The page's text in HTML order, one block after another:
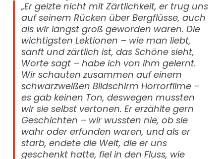
„Er geizte nicht mit Zärtlichkeit, er trug uns
auf seinem Rücken über Bergflüsse, auch
als wir längst groß geworden waren. Die
wichtigsten Lektionen – wie man liebt,
sanft und zärtlich ist, das Schöne sieht,
Worte sagt – habe ich von ihm gelernt.
Wir schauten zusammen auf einem
schwarzweißen Bildschirm Horrorfilme –
es gab keinen Ton, deswegen mussten
wir sie selbst vertonen. Er erzählte gern
Geschichten – wir wussten nie, ob sie
wahr oder erfunden waren, und als er
starb, endete die Welt, die er uns
geschenkt hatte, fiel in den Fluss, wie